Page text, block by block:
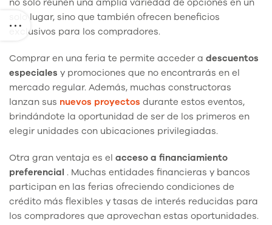
solo lugar, sino que también ofrecen beneficios
exclusivos para los compradores.
Comprar en una feria te permite acceder a descuentos
especiales y promociones que no encontrarás en el
mercado regular. Además, muchas constructoras
lanzan sus nuevos proyectos durante estos eventos,
brindándote la oportunidad de ser de los primeros en
elegir unidades con ubicaciones privilegiadas.
Otra gran ventaja es el acceso a financiamiento
preferencial . Muchas entidades financieras y bancos
participan en las ferias ofreciendo condiciones de
crédito más flexibles y tasas de interés reducidas para
los compradores que aprovechan estas oportunidades.